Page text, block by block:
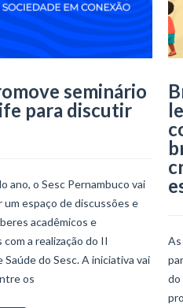
seminário
para discutir
ano, o Sesc Pernambuco vai
um espaço de discussões e
acadêmicos e
a realização do II
Saúde do Sesc. A iniciativa vai
os
do